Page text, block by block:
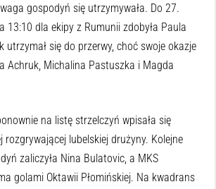
gospodyń się utrzymywała. Do 27.
13:10 dla ekipy z Rumunii zdobyła Paula
utrzymał się do przerwy, choć swoje okazje
Achruk, Michalina Pastuszka i Magda
na listę strzelczyń wpisała się
rozgrywającej lubelskiej drużyny. Kolejne
zaliczyła Nina Bulatovic, a MKS
golami Oktawii Płomińskiej. Na kwadrans